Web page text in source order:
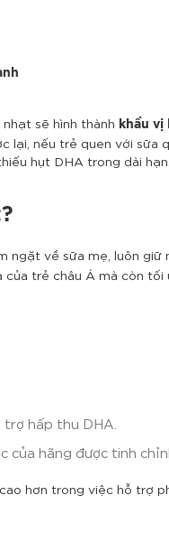
sẽ hình thành khẩu vị
lại, nếu trẻ quen với sữa
hụt DHA trong dài hạn.
ngặt về sữa mẹ, luôn
trẻ châu Á mà còn
hấp thu DHA.
hãng được tinh
hơn trong việc hỗ trợ